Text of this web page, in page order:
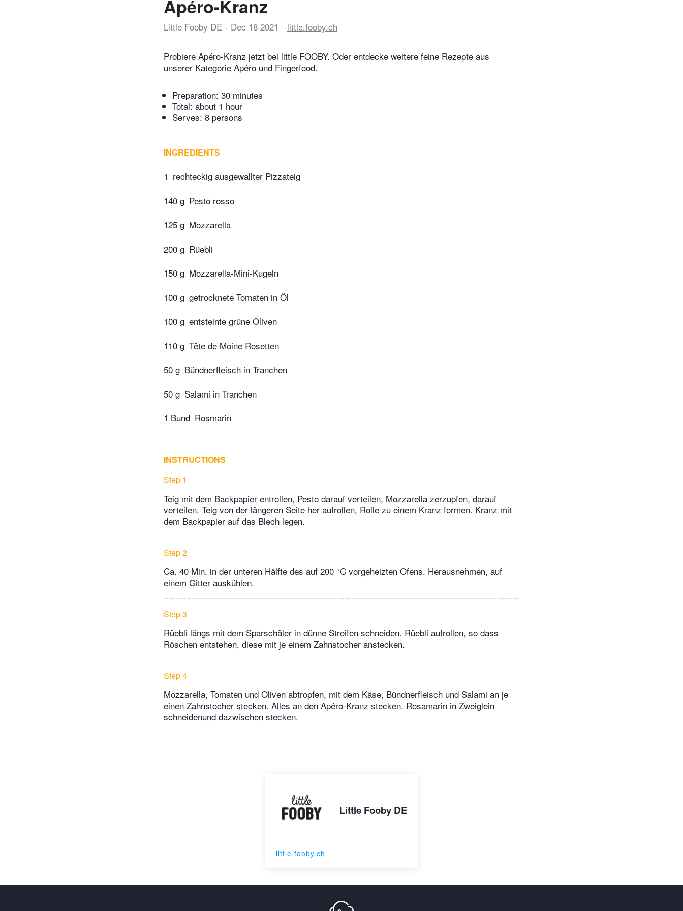
Apéro-Kranz
Little Fooby DE Dec 18 2021 little.fooby.ch
Probiere Apéro-Kranz jetzt bei little FOOBY. Oder entdecke weitere feine Rezepte aus
unserer Kategorie Apéro und Fingerfood.
Preparation: 30 minutes
Total: about 1 hour
Serves: 8 persons
INGREDIENTS
1 rechteckig ausgewallter Pizzateig
140 g Pesto rosso
125 g Mozzarella
200 g Rüebli
150 g Mozzarella-Mini-Kugeln
100 g getrocknete Tomaten in Öl
100 g entsteinte grüne Oliven
110 g Tête de Moine Rosetten
50 g Bündnerfleisch in Tranchen
50 g Salami in Tranchen
1 Bund Rosmarin
INSTRUCTIONS
Step 1
Teig mit dem Backpapier entrollen, Pesto darauf verteilen, Mozzarella zerzupfen, darauf
verteilen. Teig von der längeren Seite her aufrollen, Rolle zu einem Kranz formen. Kranz mit
dem Backpapier auf das Blech legen.
Step 2
Ca. 40 Min. in der unteren Hälfte des auf 200 °C vorgeheizten Ofens. Herausnehmen, auf
einem Gitter auskühlen.
Step 3
Rüebli längs mit dem Sparschäler in dünne Streifen schneiden. Rüebli aufrollen, so dass
Röschen entstehen, diese mit je einem Zahnstocher anstecken.
Step 4
Mozzarella, Tomaten und Oliven abtropfen, mit dem Käse, Bündnerfleisch und Salami an je
einen Zahnstocher stecken. Alles an den Apéro-Kranz stecken. Rosamarin in Zweiglein
schneidenund dazwischen stecken.
Little Fooby DE
little.fooby.ch